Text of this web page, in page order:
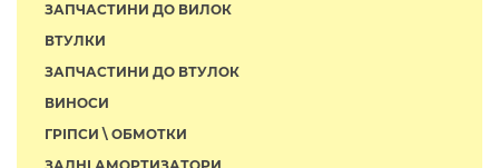
ЗАПЧАСТИНИ ДО ВИЛОК
ВТУЛКИ
ЗАПЧАСТИНИ ДО ВТУЛОК
ВИНОСИ
ГРІПСИ \ ОБМОТКИ